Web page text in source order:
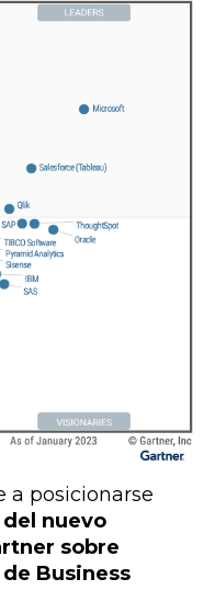
a posicionarse
nuevo
sobre
Business